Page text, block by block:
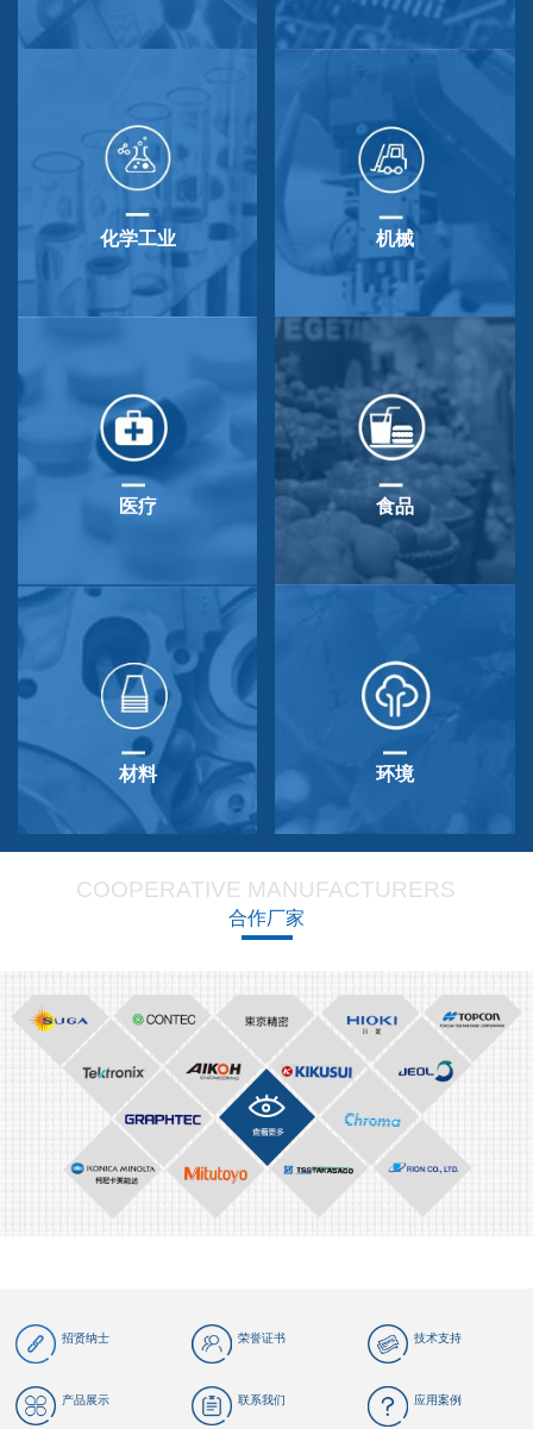
化学工业 机械
医疗 食品
材料 环境
COOPERATIVE MANUFACTURERS
合作厂家
招贤纳士 荣誉证书 技术支持
产品展示 联系我们 应用案例